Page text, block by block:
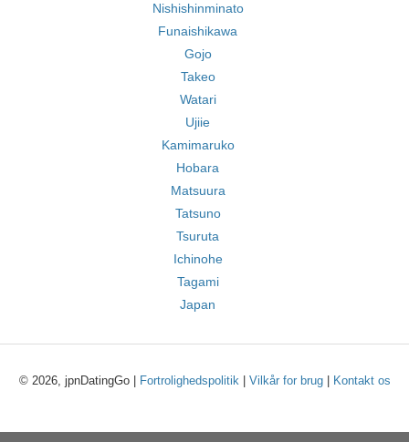
Nishishinminato
Funaishikawa
Gojo
Takeo
Watari
Ujiie
Kamimaruko
Hobara
Matsuura
Tatsuno
Tsuruta
Ichinohe
Tagami
Japan
© 2026, jpnDatingGo | Fortrolighedspolitik| Vilkår for brug| Kontakt os